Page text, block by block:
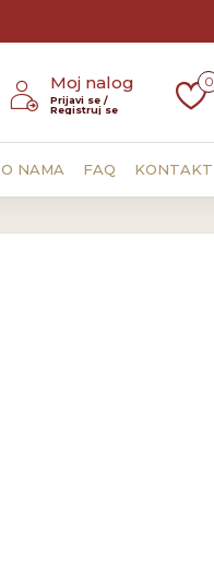
Moj nalog
Prijavi se /
Registruj se
0
O NAMA FAQ KONTAKT